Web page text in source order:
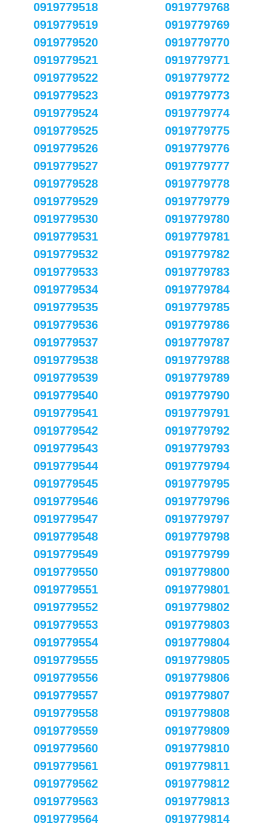
0919779518
0919779519
0919779520
0919779521
0919779522
0919779523
0919779524
0919779525
0919779526
0919779527
0919779528
0919779529
0919779530
0919779531
0919779532
0919779533
0919779534
0919779535
0919779536
0919779537
0919779538
0919779539
0919779540
0919779541
0919779542
0919779543
0919779544
0919779545
0919779546
0919779547
0919779548
0919779549
0919779550
0919779551
0919779552
0919779553
0919779554
0919779555
0919779556
0919779557
0919779558
0919779559
0919779560
0919779561
0919779562
0919779563
0919779564
0919779768
0919779769
0919779770
0919779771
0919779772
0919779773
0919779774
0919779775
0919779776
0919779777
0919779778
0919779779
0919779780
0919779781
0919779782
0919779783
0919779784
0919779785
0919779786
0919779787
0919779788
0919779789
0919779790
0919779791
0919779792
0919779793
0919779794
0919779795
0919779796
0919779797
0919779798
0919779799
0919779800
0919779801
0919779802
0919779803
0919779804
0919779805
0919779806
0919779807
0919779808
0919779809
0919779810
0919779811
0919779812
0919779813
0919779814